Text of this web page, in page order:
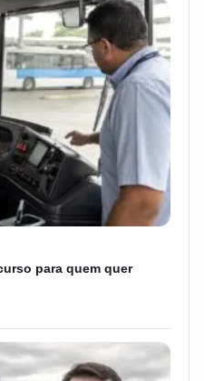
para quem quer